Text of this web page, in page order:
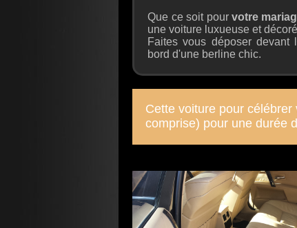
Que ce soit pour votre
une voiture luxueuse et
Faites vous déposer devant
bord d'une berline chic.
Cette voiture pour célébrer
comprise) pour une durée